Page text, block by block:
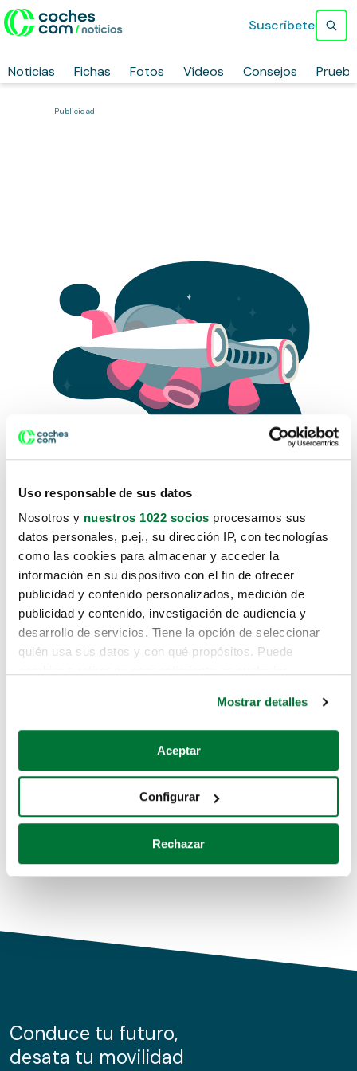
Uso responsable de sus datos
Nosotros y nuestros 1022 socios procesamos sus
datos personales, p.ej., su dirección IP, con tecnologías
como las cookies para almacenar y acceder la
información en su dispositivo con el fin de ofrecer
publicidad y contenido personalizados, medición de
publicidad y contenido, investigación de audiencia y
desarrollo de servicios. Tiene la opción de seleccionar
quién usa sus datos y con qué propósitos. Puede
Si lo permite, también quisiéramos:
Recopilar información sobre su ubicación geográfica
Identificar su dispositivo analizándolo activamente
para buscar características específicas (huellas
Obtenga más información sobre cómo se procesan sus
de cookies.
información sobre el uso que haga del sitio web con
nuestros partners de redes sociales, publicidad y análisis
Mostrar detalles
Aceptar
Configurar
Rechazar
Noticias Fichas Fotos Vídeos Consejos
Suscríbete
Publicidad
Lo sentimos, no sabemos como
te hemos traido hasta aquí.
Pero puedes encontrar el coche que estás
buscando en alguno de estos enlaces:
Coches de segunda mano
Coches de km0
Conduce tu futuro,
desata tu movilidad